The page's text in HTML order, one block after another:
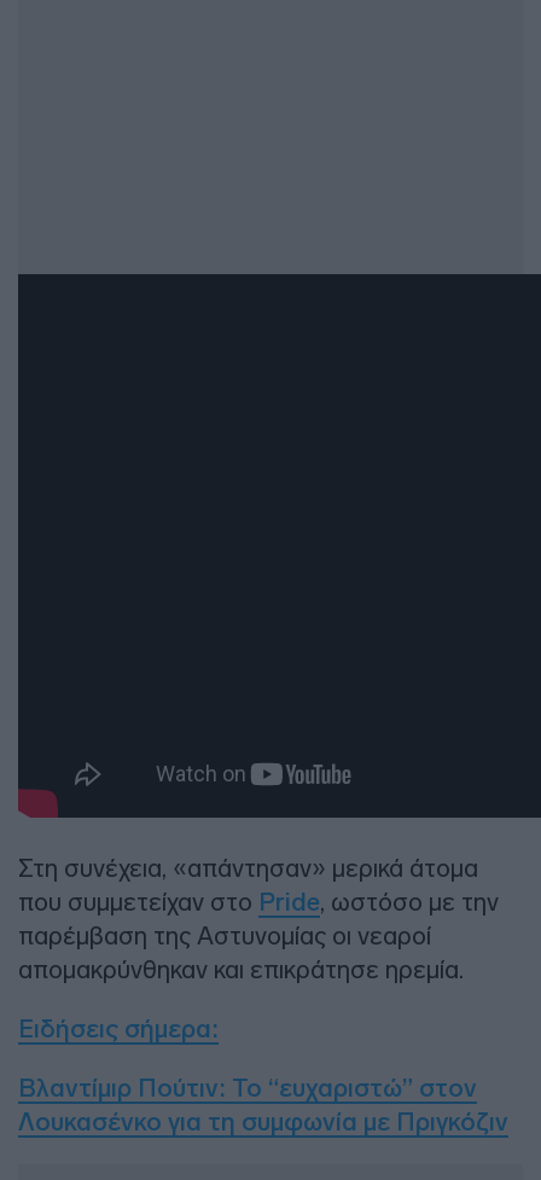
Στη συνέχεια, «απάντησαν» μερικά άτομα
που συμμετείχαν στο Pride, ωστόσο με την
παρέμβαση της Αστυνομίας οι νεαροί
απομακρύνθηκαν και επικράτησε ηρεμία.
Ειδήσεις σήμερα:
Βλαντίμιρ Πούτιν: Το “ευχαριστώ” στον
Λουκασένκο για τη συμφωνία με Πριγκόζιν